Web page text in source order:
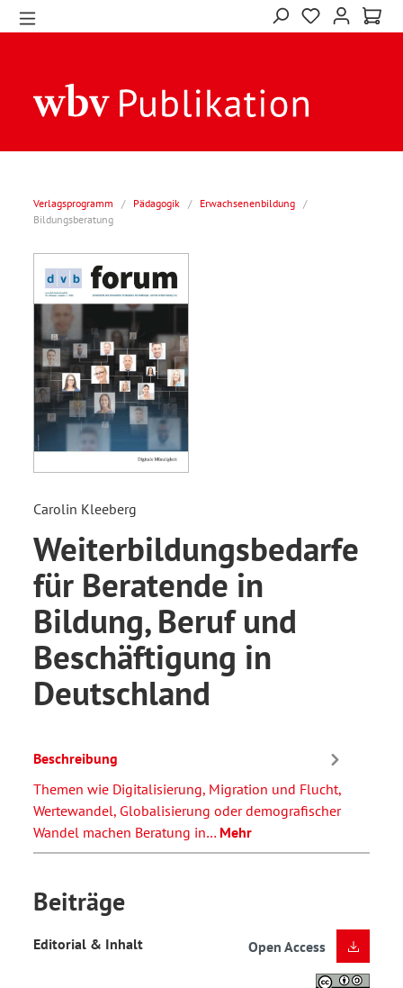
Verlagsprogramm / Pädagogik / Erwachsenenbildung /
Bildungsberatung
Carolin Kleeberg
Weiterbildungsbedarfe
für Beratende in
Bildung, Beruf und
Beschäftigung in
Deutschland
Beschreibung
Themen wie Digitalisierung, Migration und Flucht,
Wertewandel, Globalisierung oder demografischer
Wandel machen Beratung in… Mehr
Beiträge
Editorial & Inhalt Open Access